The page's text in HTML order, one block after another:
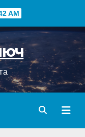
AM